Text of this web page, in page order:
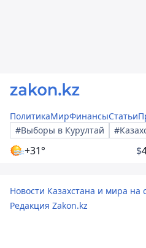
ПолитикаМирФинансыСтатьи
#Выборы в Курултай
+31° $
Новости Казахстана и мира на
Редакция Zakon.kz